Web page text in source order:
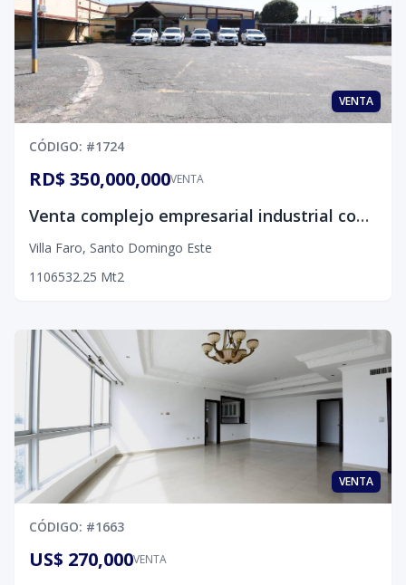
VENTA
CÓDIGO: #1724
VENTA
RD$ 350,000,000
Venta complejo empresarial industrial con 8,401M2 de terreno
Villa Faro, Santo Domingo Este
1 106532.25 Mt2
VENTA
CÓDIGO: #1663
VENTA
US$ 270,000